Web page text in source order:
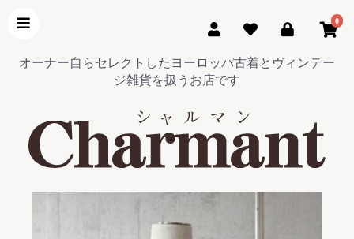
0
オーナー自らセレクトしたヨーロッパ古着とヴィンテー
ジ雑貨を扱うお店です